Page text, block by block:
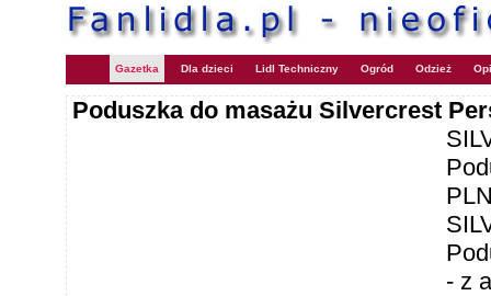
Gazetka Dla dzieci Lidl Techniczny Ogród Odzież
Poduszka do masażu Silvercrest
- z